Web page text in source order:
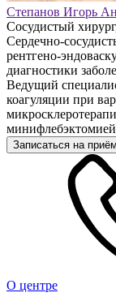
Степанов Игорь
Сосудистый
Сердечно-
рентгено-
диагностики
Ведущий
коагуляции при
Записаться на приём
О центре